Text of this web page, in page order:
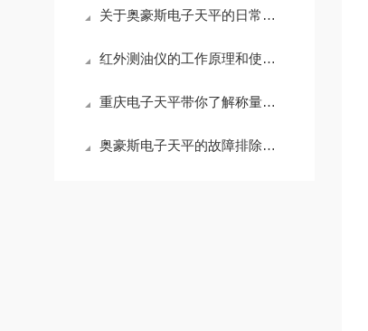
关于奥豪斯电子天平的日常清洁说明
红外测油仪的工作原理和使用注意事项
重庆电子天平带你了解称量误差原因分析
奥豪斯电子天平的故障排除方法